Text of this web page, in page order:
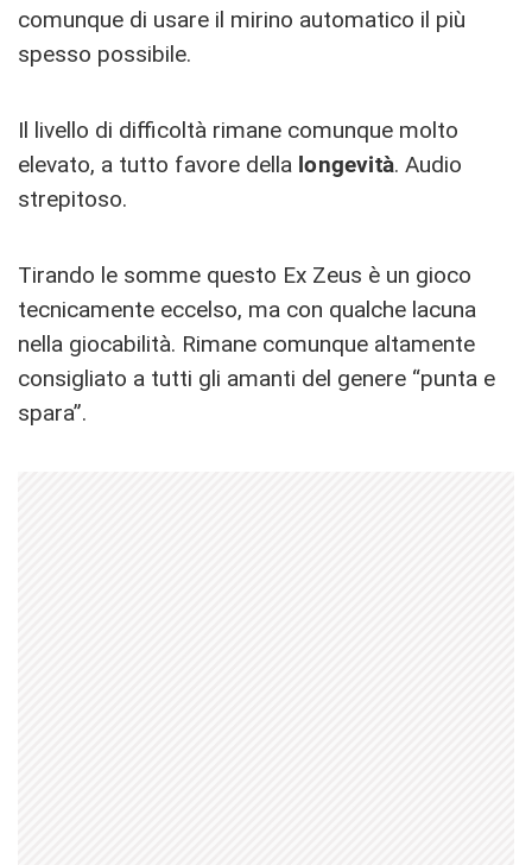
comunque di usare il mirino automatico il più
spesso possibile.
Il livello di difficoltà rimane comunque molto
elevato, a tutto favore della longevità. Audio
strepitoso.
Tirando le somme questo Ex Zeus è un gioco
tecnicamente eccelso, ma con qualche lacuna
nella giocabilità. Rimane comunque altamente
consigliato a tutti gli amanti del genere “punta e
spara”.